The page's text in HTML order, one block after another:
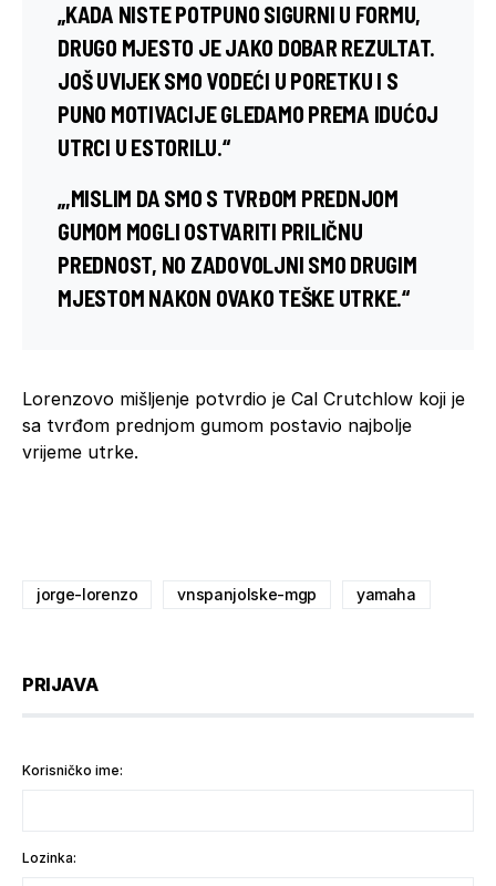
„KADA NISTE POTPUNO SIGURNI U FORMU,
DRUGO MJESTO JE JAKO DOBAR REZULTAT.
JOŠ UVIJEK SMO VODEĆI U PORETKU I S
PUNO MOTIVACIJE GLEDAMO PREMA IDUĆOJ
UTRCI U ESTORILU.“
„,MISLIM DA SMO S TVRĐOM PREDNJOM
GUMOM MOGLI OSTVARITI PRILIČNU
PREDNOST, NO ZADOVOLJNI SMO DRUGIM
MJESTOM NAKON OVAKO TEŠKE UTRKE.“
Lorenzovo mišljenje potvrdio je Cal Crutchlow koji je
sa tvrđom prednjom gumom postavio najbolje
vrijeme utrke.
jorge-lorenzo vnspanjolske-mgp yamaha
PRIJAVA
Korisničko ime:
Lozinka: